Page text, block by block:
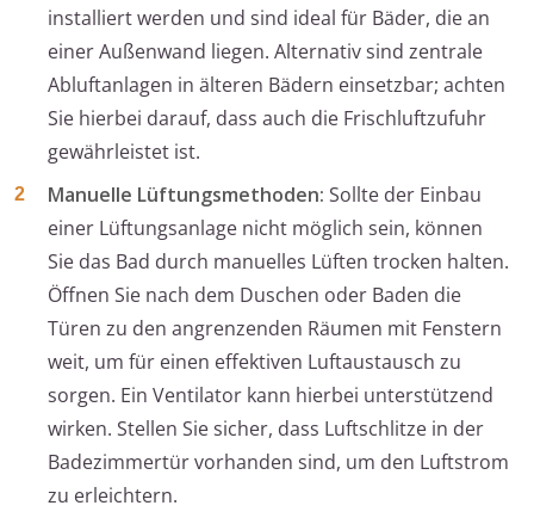
installiert werden und sind ideal für Bäder, die an
einer Außenwand liegen. Alternativ sind zentrale
Abluftanlagen in älteren Bädern einsetzbar; achten
Sie hierbei darauf, dass auch die Frischluftzufuhr
gewährleistet ist.
Manuelle Lüftungsmethoden: Sollte der Einbau
einer Lüftungsanlage nicht möglich sein, können
Sie das Bad durch manuelles Lüften trocken halten.
Öffnen Sie nach dem Duschen oder Baden die
Türen zu den angrenzenden Räumen mit Fenstern
weit, um für einen effektiven Luftaustausch zu
sorgen. Ein Ventilator kann hierbei unterstützend
wirken. Stellen Sie sicher, dass Luftschlitze in der
Badezimmertür vorhanden sind, um den Luftstrom
zu erleichtern.